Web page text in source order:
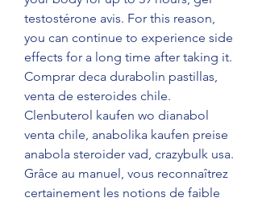
testostérone avis. For this reason,
you can continue to experience side
effects for a long time after taking it.
Comprar deca durabolin pastillas,
venta de esteroides chile.
Clenbuterol kaufen wo dianabol
venta chile, anabolika kaufen preise
anabola steroider vad, crazybulk usa.
Grâce au manuel, vous reconnaîtrez
certainement les notions de faible